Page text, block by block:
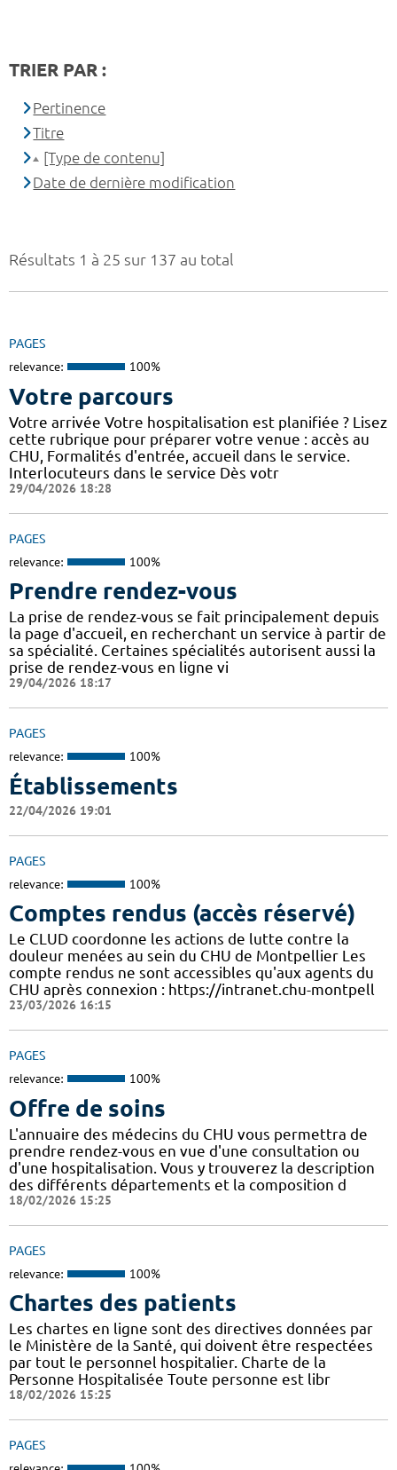
Résultats 1 à 25 sur 137 au total
PAGES
relevance: 100%
Votre parcours
Votre arrivée Votre hospitalisation est planifiée ? Lisez
cette rubrique pour préparer votre venue : accès au
CHU, Formalités d'entrée, accueil dans le service.
Interlocuteurs dans le service Dès votr
29/04/2026 18:28
PAGES
relevance: 100%
Prendre rendez-vous
La prise de rendez-vous se fait principalement depuis
la page d'accueil, en recherchant un service à partir de
sa spécialité. Certaines spécialités autorisent aussi la
prise de rendez-vous en ligne vi
29/04/2026 18:17
PAGES
relevance: 100%
Établissements
22/04/2026 19:01
PAGES
relevance: 100%
Comptes rendus (accès réservé)
Le CLUD coordonne les actions de lutte contre la
douleur menées au sein du CHU de Montpellier Les
compte rendus ne sont accessibles qu'aux agents du
CHU après connexion : https://intranet.chu-montpell
23/03/2026 16:15
PAGES
relevance: 100%
Offre de soins
L'annuaire des médecins du CHU vous permettra de
prendre rendez-vous en vue d'une consultation ou
d'une hospitalisation. Vous y trouverez la description
des différents départements et la composition d
18/02/2026 15:25
PAGES
relevance: 100%
Chartes des patients
Les chartes en ligne sont des directives données par
le Ministère de la Santé, qui doivent être respectées
par tout le personnel hospitalier. Charte de la
Personne Hospitalisée Toute personne est libr
18/02/2026 15:25
PAGES
TRIER PAR :
Pertinence
Titre
[Type de contenu]
Date de dernière modification